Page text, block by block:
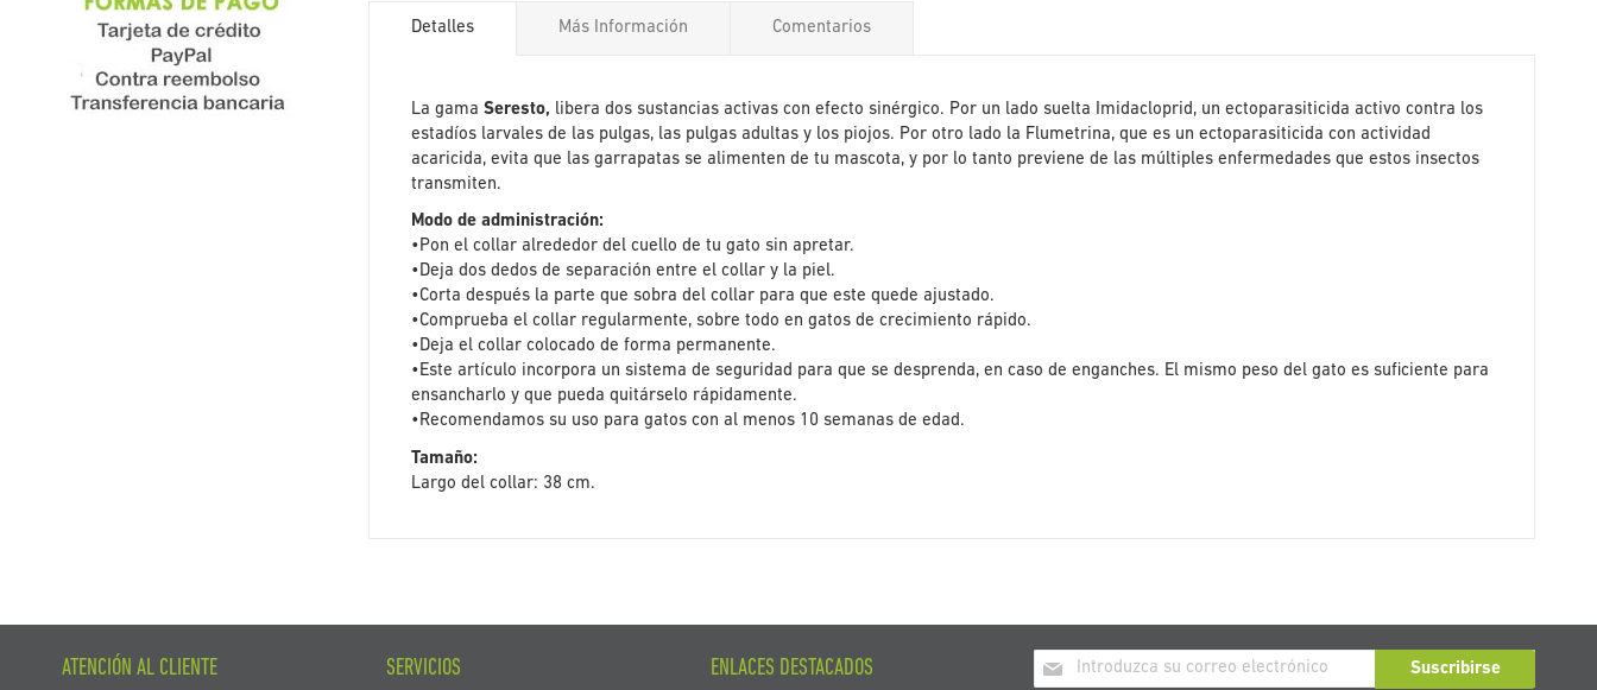
la
imágenes
Detalles
La gama Seresto, libera dos sustancias activas con efecto sinérgico. Por un lado suelta Imidacloprid, un ectoparasiticida activo contra los
estadíos larvales de las pulgas, las pulgas adultas y los piojos. Por otro lado la Flumetrina, que es un ectoparasiticida con actividad
acaricida, evita que las garrapatas se alimenten de tu mascota, y por lo tanto previene de las múltiples enfermedades que estos insectos
transmiten.
Modo de administración:
•Pon el collar alrededor del cuello de tu gato sin apretar.
•Deja dos dedos de separación entre el collar y la piel.
•Corta después la parte que sobra del collar para que este quede ajustado.
•Comprueba el collar regularmente, sobre todo en gatos de crecimiento rápido.
•Deja el collar colocado de forma permanente.
•Este artículo incorpora un sistema de seguridad para que se desprenda, en caso de enganches. El mismo peso del gato es suficiente para
ensancharlo y que pueda quitárselo rápidamente.
•Recomendamos su uso para gatos con al menos 10 semanas de edad.
Tamaño:
Largo del collar: 38 cm.
Más Información Comentarios
Inscríbase
a
Suscribirse
ATENCIÓN AL CLIENTE SERVICIOS ENLACES DESTACADOS